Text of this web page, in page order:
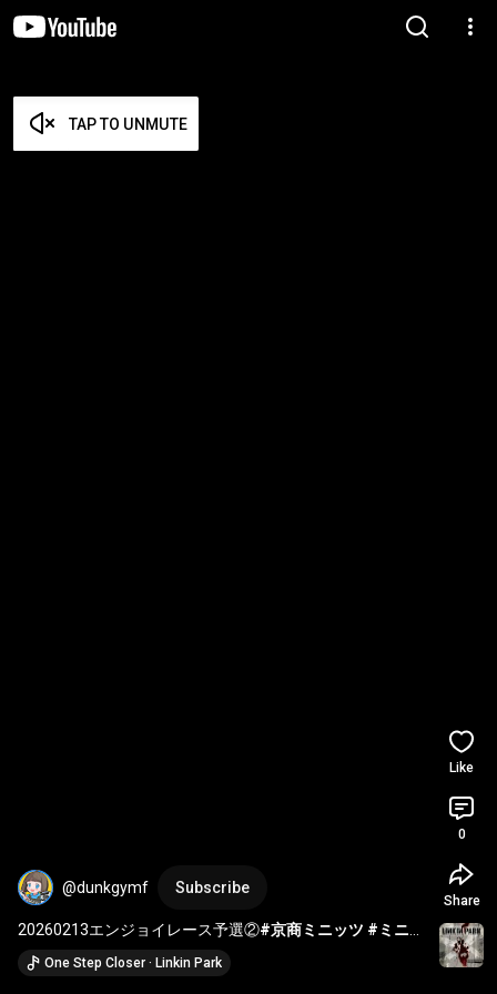
TAP TO UNMUTE
@dunkgymf Subscribe
20260213エンジョイレース予選②#京商ミニッツ #ミニッ
ツサーキット#ミニッツ#ラジコンサーキット
ラジコン最高です
One Step Closer · Linkin Park
Like
0
Share